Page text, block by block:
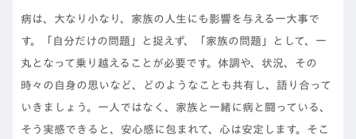
病は、大なり小なり、家族の人生にも影響を与える一大事で
す。「自分だけの問題」と捉えず、「家族の問題」として、一
丸となって乗り越えることが必要です。体調や、状況、その
時々の自身の思いなど、どのようなことも共有し、語り合って
いきましょう。一人ではなく、家族と一緒に病と闘っている、
そう実感できると、安心感に包まれて、心は安定します。そこ